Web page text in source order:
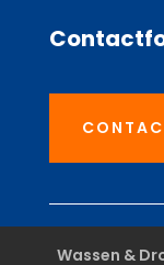
Wassen &